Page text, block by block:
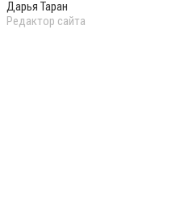
Дарья Таран
Редактор сайта